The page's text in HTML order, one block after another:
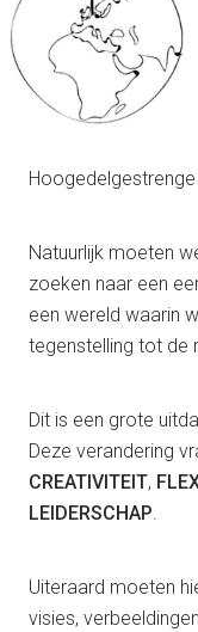
Hoogedelgestrenge
Natuurlijk moeten
zoeken naar een
een wereld waarin
tegenstelling tot de
Dit is een grote
Deze verandering
CREATIVITEIT,
LEIDERSCHAP.
Uiteraard moeten
visies,